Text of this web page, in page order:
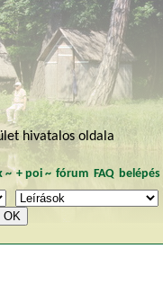
hivatalos oldala
~ + poi~ fórum FAQ belépés